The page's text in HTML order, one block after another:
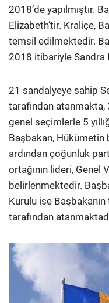
2018’de yapılmıştır.
Elizabeth’tir. Kraliçe,
temsil edilmektedir.
2018 itibariyle Sandra
21 sandalyeye sahip
tarafından
genel seçimlerle 5
Başbakan, Hükümetin
ardından çoğunluk
ortağının lideri, Genel
belirlenmektedir.
Kurulu ise
tarafından